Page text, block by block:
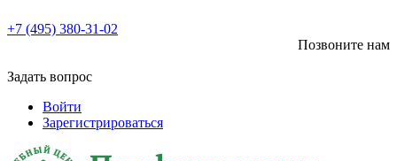
+7 (495) 380-31-02
Позвоните нам
Задать вопрос
Войти
Зарегистрироваться